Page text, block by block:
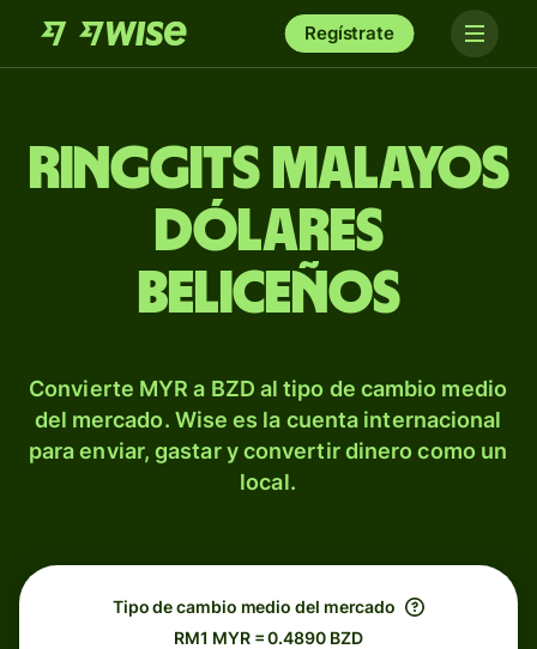
Regístrate
Ringgits malayos
dólares
beliceños
Convierte MYR a BZD al tipo de cambio medio
del mercado. Wise es la cuenta internacional
para enviar, gastar y convertir dinero como un
local.
Tipo de cambio medio del mercado
RM1 MYR = 0.4890 BZD